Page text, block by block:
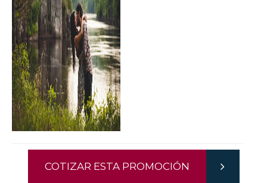
COTIZAR ESTA PROMOCIÓN